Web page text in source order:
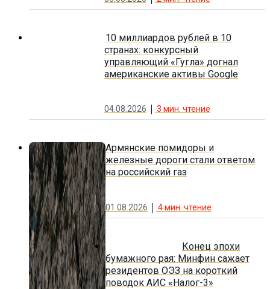
10 миллиардов рублей в 10
странах: конкурсный
управляющий «Гугла» догнал
американские активы Google
04.08.2026 3 мин. чтение
Армянские помидоры и
железные дороги стали ответом
на российский газ
01.08.2026 4мин. чтение
Конец эпохи
бумажного рая: Минфин сажает
резидентов ОЭЗ на короткий
поводок АИС «Налог-3»